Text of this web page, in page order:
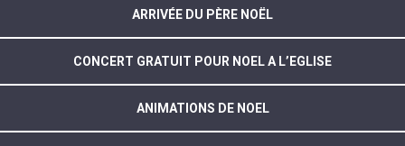
ARRIVÉE DU PÈRE NOËL
CONCERT GRATUIT POUR NOEL A L’EGLISE
ANIMATIONS DE NOEL